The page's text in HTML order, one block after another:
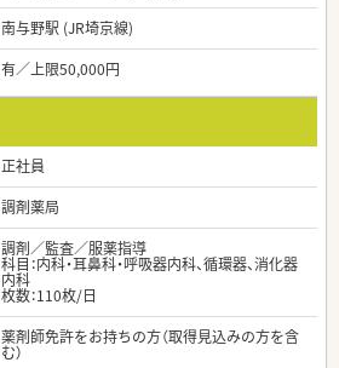
南与野駅 (JR埼京線)
有／上限50,000円
正社員
調剤薬局
調剤／監査／服薬指導
科目：内科・耳鼻科・呼吸器内科、循環器、消化器
内科
枚数：110枚/日
薬剤師免許をお持ちの方（取得見込みの方を含
む）